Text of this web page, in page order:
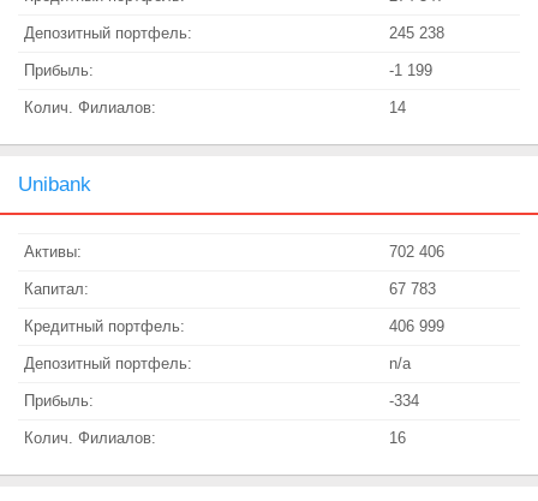
Депозитный портфель: 245 238
Прибыль: -1 199
Колич. Филиалов: 14
Unibank
Активы: 702 406
Капитал: 67 783
Кредитный портфель: 406 999
Депозитный портфель: n/a
Прибыль: -334
Колич. Филиалов: 16